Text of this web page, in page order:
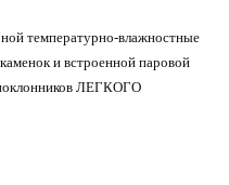
температурно-влажностные
и встроенной паровой
ЛЕГКОГО